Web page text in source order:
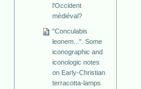
l'Occident
médiéval?
"Conculabis
leonem...". Some
iconographic and
iconologic notes
on Early-Christian
terracotta-lamps